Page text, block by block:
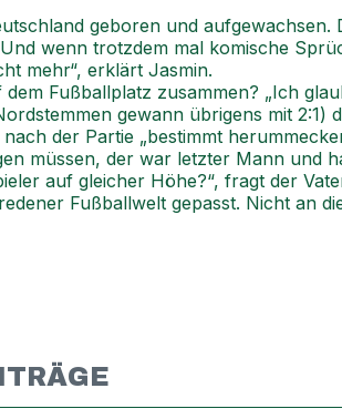
geboren und
wenn trotzdem mal komische
mehr“, erklärt Jasmin.
Fußballplatz zusammen? „Ich
gewann übrigens mit
der Partie „bestimmt
müssen, der war letzter Mann und
auf gleicher Höhe?“, fragt der
Fußballwelt gepasst. Nicht an